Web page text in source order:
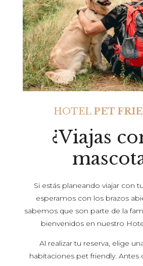
HOTEL PET
¿Viajas
Si estás planeando viajar con
esperamos con los brazos
sabemos que son parte de la
bienvenidos en nuestro
Al realizar tu reserva, elige
habitaciones pet friendly. Antes